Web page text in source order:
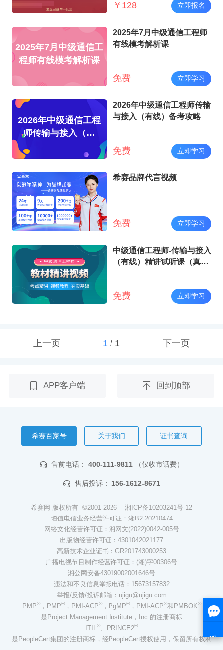
￥ 128 立即报名
2025年7月中级通信工
程师有线模考解析课
2025年7月中级通信工程师
有线模考解析课
免费 立即学习
2026年中级通信工程
师传输与接入（有
2026年中级通信工程师传输
与接入（有线）备考攻略
免费 立即学习
希赛品牌代言视频
免费 立即学习
中级通信工程师-传输与接入
（有线）精讲试听课（真人
免费 立即学习
上一页 1/ 1 下一页
APP客户端 回到顶部
希赛百家号 关于我们 证书查询
售前电话： 400-111-9811 （仅收市话费）
售后投诉： 156-1612-8671
希赛网 版权所有 ©2001-2026 湘ICP备10203241号-12
增值电信业务经营许可证：湘B2-20210474
网络文化经营许可证：湘网文(2022)0042-005号
出版物经营许可证：4301042021177
高新技术企业证书：GR201743000253
广播电视节目制作经营许可证：(湘)字00306号
湘公网安备43019002001646号
违法和不良信息举报电话：15673157832
举报/反馈/投诉邮箱：ujigu@ujigu.com
PMP®，PMP®，PMI-ACP®，PgMP®，PMI-ACP®和PMBOK®
是Project Management Institute，Inc.的注册商标
ITIL
® 、PRINCE2®
是PeopleCert集团的注册商标，经PeopleCert授权使用，保留所有权利